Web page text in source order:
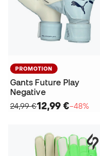
PROMOTION
Gants Future Play
Negative
24,99 €12,99 €−48%